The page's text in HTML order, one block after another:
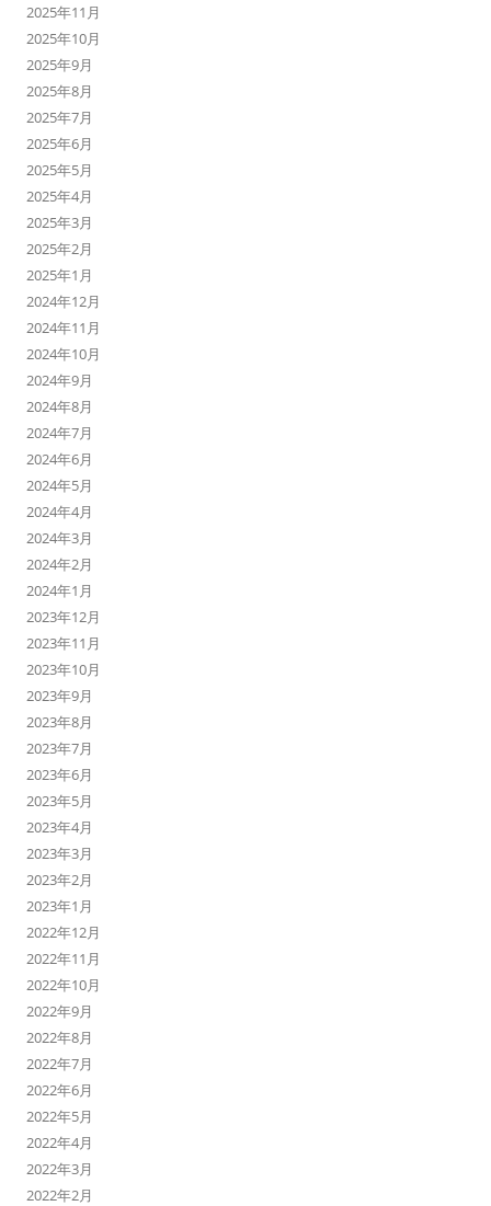
2025年11月
2025年10月
2025年9月
2025年8月
2025年7月
2025年6月
2025年5月
2025年4月
2025年3月
2025年2月
2025年1月
2024年12月
2024年11月
2024年10月
2024年9月
2024年8月
2024年7月
2024年6月
2024年5月
2024年4月
2024年3月
2024年2月
2024年1月
2023年12月
2023年11月
2023年10月
2023年9月
2023年8月
2023年7月
2023年6月
2023年5月
2023年4月
2023年3月
2023年2月
2023年1月
2022年12月
2022年11月
2022年10月
2022年9月
2022年8月
2022年7月
2022年6月
2022年5月
2022年4月
2022年3月
2022年2月